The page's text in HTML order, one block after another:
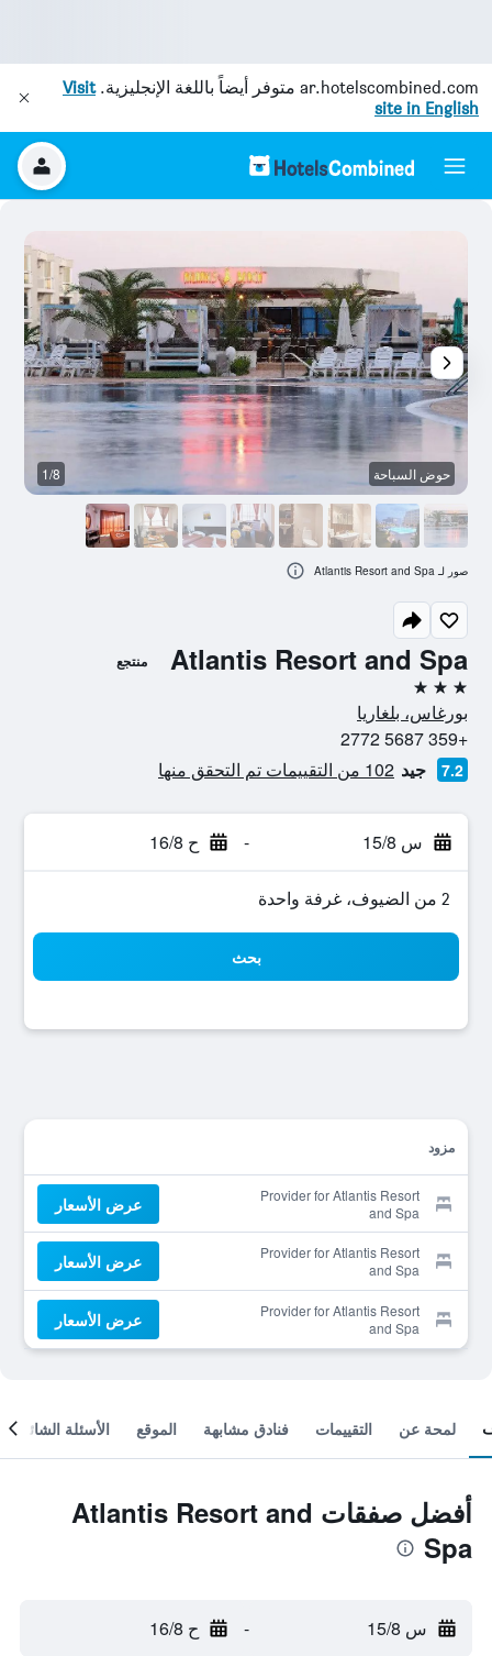
ar.hotelscombined.com متوفر أيضاً باللغة الإنجليزية.Visit
site in English
Atlantis Resort and Spa منتجع
3 نجوم
بورغاس، بلغاريا
+359 5687 2772
7.2 جيد 102 من التقييمات تم التحقق منها
س 15/8 - ح 16/8
2 من الضيوف، غرفة واحدة
بحث
مزود
Provider for Atlantis Resort
and Spa
عرض الأسعار
Provider for Atlantis Resort
and Spa
عرض الأسعار
Provider for Atlantis Resort
and Spa
عرض الأسعار
حوض السباحة 1/8
صور لـ Atlantis Resort and Spa
لمحة عن التقييمات فنادق مشابهة الموقع الأسئلة الشائعة
أفضل صفقات Atlantis Resort and
Spa
س 15/8 - ح 16/8